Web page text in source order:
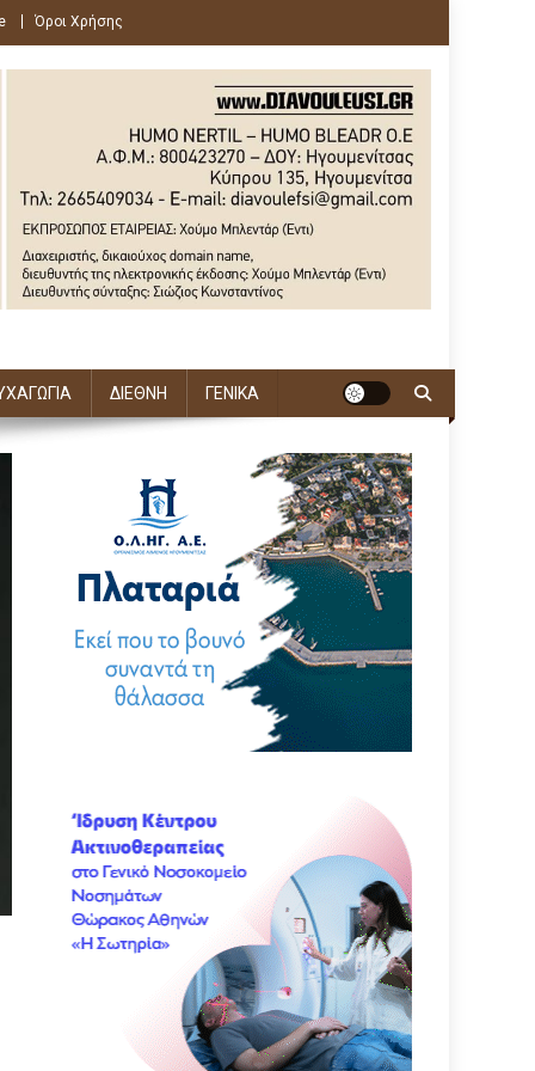
Όροι Χρήσης
ΔΙΕΘΝΗ ΓΕΝΙΚΑ